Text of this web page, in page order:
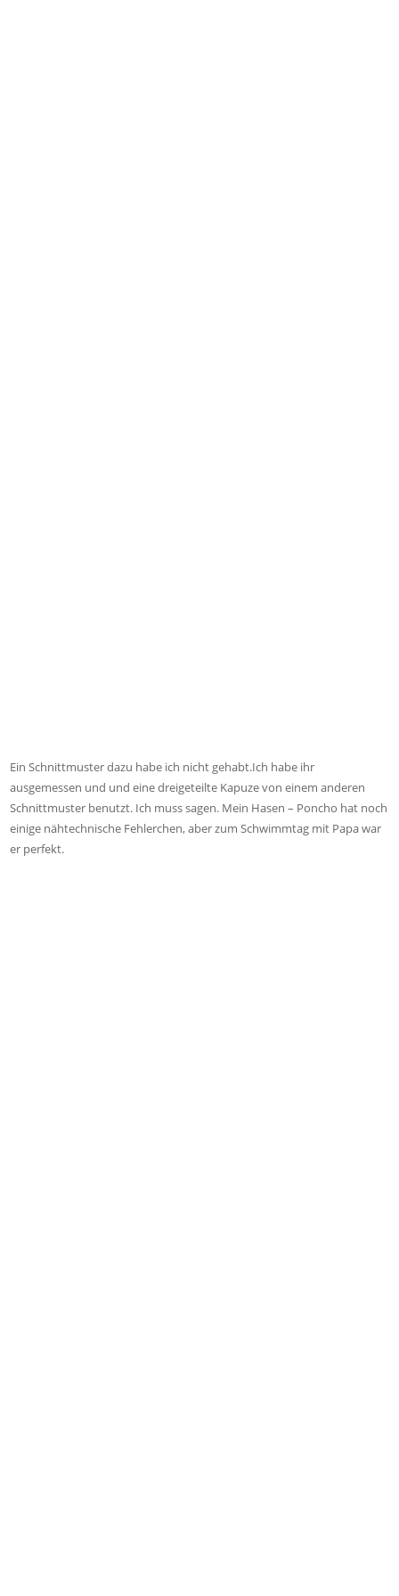
Ein Schnittmuster dazu habe ich nicht gehabt.Ich habe ihr
ausgemessen und und eine dreigeteilte Kapuze von einem anderen
Schnittmuster benutzt. Ich muss sagen. Mein Hasen – Poncho hat noch
einige nähtechnische Fehlerchen, aber zum Schwimmtag mit Papa war
er perfekt.